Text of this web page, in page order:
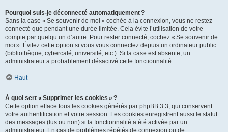
Pourquoi suis-je déconnecté automatiquement ?
Sans la case « Se souvenir de moi » cochée à la connexion, vous ne restez
connecté que pendant une durée limitée. Cela évite l’utilisation de votre
compte par quelqu’un d’autre. Pour rester connecté, cochez « Se souvenir de
moi ». Évitez cette option si vous vous connectez depuis un ordinateur public
(bibliothèque, cybercafé, université, etc.). Si la case est absente, un
administrateur a probablement désactivé cette fonctionnalité.
Haut
À quoi sert « Supprimer les cookies » ?
Cette option efface tous les cookies générés par phpBB 3.3, qui conservent
votre authentification et votre session. Les cookies enregistrent aussi le statut
des messages (lus ou non) si la fonctionnalité a été activée par un